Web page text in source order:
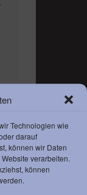
Technologien wie
darauf
können wir Daten
verarbeiten.
können